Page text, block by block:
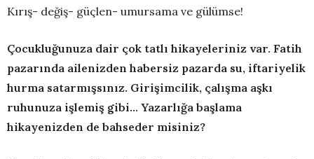
Kırış- değiş- güçlen- umursama ve gülümse!
Çocukluğunuza dair çok tatlı hikayeleriniz var. Fatih
pazarında ailenizden habersiz pazarda su, iftariyelik
hurma satarmışsınız. Girişimcilik, çalışma aşkı
ruhunuza işlemiş gibi… Yazarlığa başlama
hikayenizden de bahseder misiniz?